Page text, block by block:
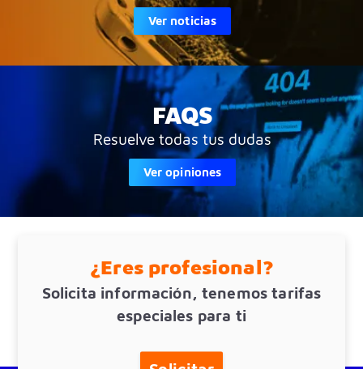
Ver noticias
FAQS
Resuelve todas tus dudas
Ver opiniones
¿Eres profesional?
Solicita información, tenemos tarifas
especiales para ti